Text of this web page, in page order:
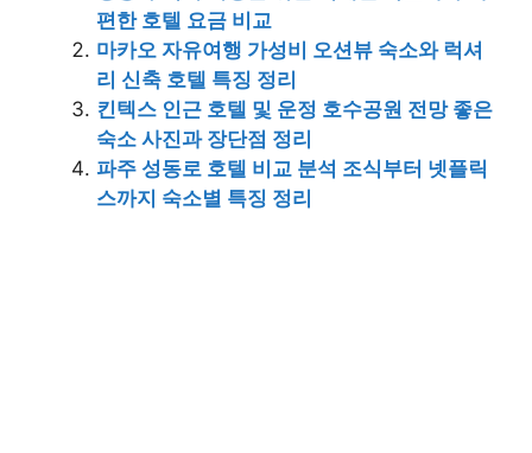
편한 호텔 요금 비교
마카오 자유여행 가성비 오션뷰 숙소와 럭셔
리 신축 호텔 특징 정리
킨텍스 인근 호텔 및 운정 호수공원 전망 좋은
숙소 사진과 장단점 정리
파주 성동로 호텔 비교 분석 조식부터 넷플릭
스까지 숙소별 특징 정리